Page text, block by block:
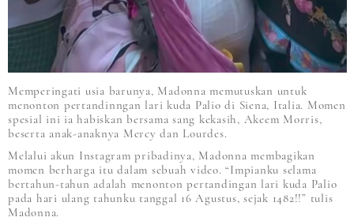
Memperingati usia barunya, Madonna memutuskan untuk
menonton pertandinngan lari kuda Palio di Siena, Italia. Momen
spesial ini ia habiskan bersama sang kekasih, Akeem Morris,
beserta anak-anaknya Mercy dan Lourdes.
Melalui akun Instagram pribadinya, Madonna membagikan
momen berharga itu dalam sebuah video. “Impianku selama
bertahun-tahun adalah menonton pertandingan lari kuda Palio
pada hari ulang tahunku tanggal 16 Agustus, sejak 1482!!” tulis
Madonna.